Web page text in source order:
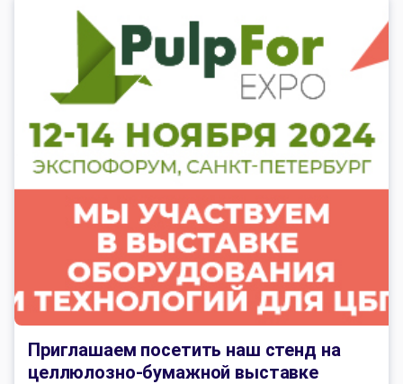
Приглашаем посетить наш стенд на
целлюлозно-бумажной выставке